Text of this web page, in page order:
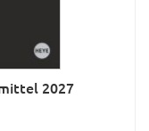
2027